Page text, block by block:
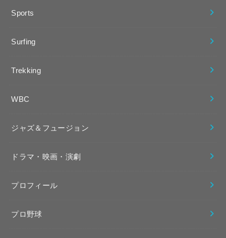
Sports
Surfing
Trekking
WBC
ジャズ＆フュージョン
ドラマ・映画・演劇
プロフィール
プロ野球